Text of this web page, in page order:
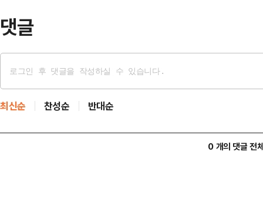
댓글
최신순 찬성순 반대순
0 개의 댓글 전